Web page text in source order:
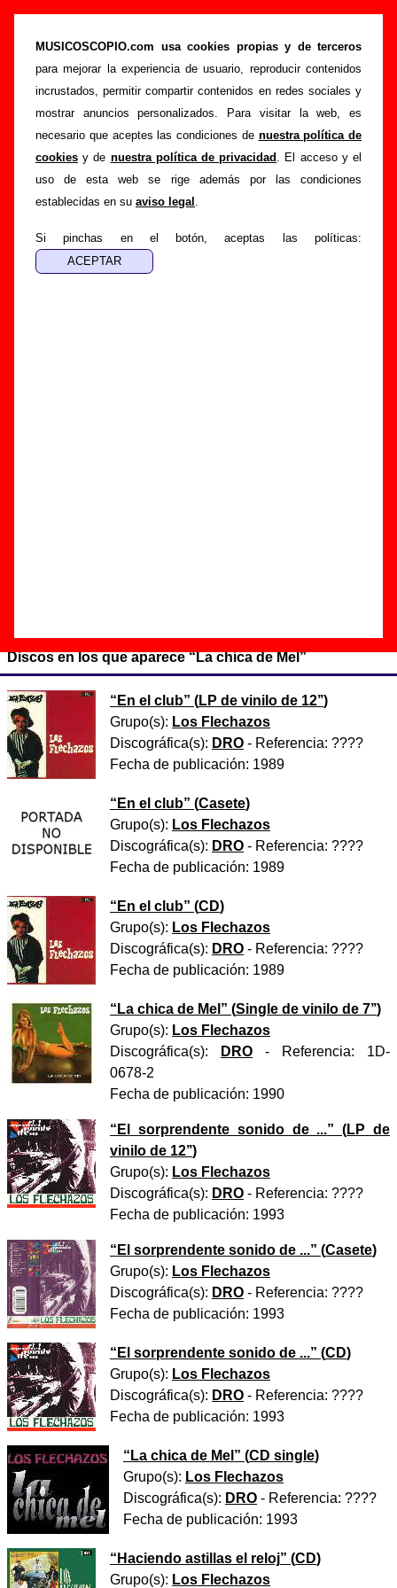
MUSICOSCOPIO.com usa cookies propias y de terceros
para mejorar la experiencia de usuario, reproducir contenidos
incrustados, permitir compartir contenidos en redes sociales y
mostrar anuncios personalizados. Para visitar la web, es
necesario que aceptes las condiciones de nuestra política de
cookies y de nuestra política de privacidad . El acceso y el
uso de esta web se rige además por las condiciones
establecidas en su aviso legal .
Si pinchas en el botón, aceptas las políticas:
“La chica de Mel”, canción de Los Flechazos
(Letra e información)
Portada >Los Flechazos > Canciones >La chica de Mel
Esta página pretende recopilar todo tipo de información
sobre lacanción "La chica de Mel" interpretada por
Flechazos. Además de su letra, también aparecerá
información sobre el autor o los autores, sobre los discos en
los que está incluido este tema, sobre la grabación del
encuentras errores o tienes información adicional, puedes
ayudar a
completar esta información
Discos en los que aparece “La chica de Mel”
“ En el club” (LP de vinilo de 12’’)
Grupo(s): Los Flechazos
Discográfica(s): DRO - Referencia: ????
Fecha de publicación: 1989
“ En el club” (Casete)
Grupo(s): Los Flechazos
Discográfica(s): DRO - Referencia: ????
Fecha de publicación: 1989
“ En el club” (CD)
Grupo(s): Los Flechazos
Discográfica(s): DRO - Referencia: ????
Fecha de publicación: 1989
“ La chica de Mel ” (Single de vinilo de 7’’)
Grupo(s): Los Flechazos
Discográfica(s):
DRO - Referencia: 1D-
0678-2
Fecha de publicación: 1990
“ El sorprendente sonido de ...” (LP de
vinilo de 12’’)
Grupo(s): Los Flechazos
Discográfica(s): DRO - Referencia: ????
Fecha de publicación: 1993
“ El sorprendente sonido de ...” (Casete)
Grupo(s): Los Flechazos
Discográfica(s): DRO - Referencia: ????
Fecha de publicación: 1993
“ El sorprendente sonido de ...” (CD)
Grupo(s): Los Flechazos
Discográfica(s): DRO - Referencia: ????
Fecha de publicación: 1993
“ La chica de Mel ” (CD single)
Grupo(s): Los Flechazos
Discográfica(s): DRO - Referencia: ????
Fecha de publicación: 1993
“ Haciendo astillas el reloj” (CD)
Grupo(s): Los Flechazos